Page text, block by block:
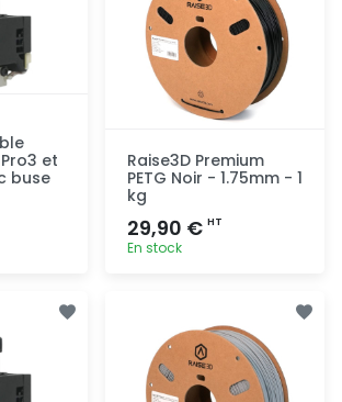
et
buse
Raise3D Premium
PETG Noir - 1.75mm - 1
kg
29,90 € HT
En stock